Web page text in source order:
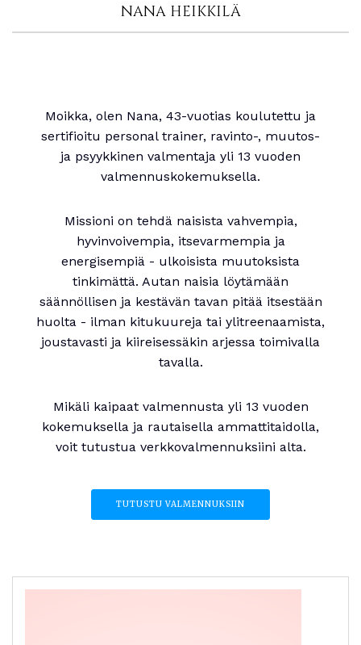
NANA HEIKKILÄ
Moikka, olen Nana, 43-vuotias koulutettu ja
sertifioitu personal trainer, ravinto-, muutos-
ja psyykkinen valmentaja yli 13 vuoden
valmennuskokemuksella.
Missioni on tehdä naisista vahvempia,
hyvinvoivempia, itsevarmempia ja
energisempiä - ulkoisista muutoksista
tinkimättä. Autan naisia löytämään
säännöllisen ja kestävän tavan pitää itsestään
huolta - ilman kitukuureja tai ylitreenaamista,
joustavasti ja kiireisessäkin arjessa toimivalla
tavalla.
Mikäli kaipaat valmennusta yli 13 vuoden
kokemuksella ja rautaisella ammattitaidolla,
voit tutustua verkkovalmennuksiini alta.
TUTUSTU VALMENNUKSIIN